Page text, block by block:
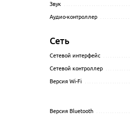
Звук
Аудио-контроллер
Сеть
Сетевой интерфейс
Сетевой контроллер
Версия Wi-Fi
Версия Bluetooth